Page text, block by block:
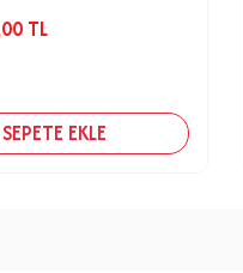
TL
SEPETE EKLE